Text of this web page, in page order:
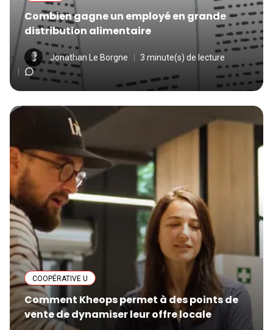
Combien gagne un employé en grande
distribution alimentaire
Jonathan Le Borgne 3 minute(s) de lecture
COOPÉRATIVE U
Comment Kheops permet à des points de
vente de dynamiser leur offre locale